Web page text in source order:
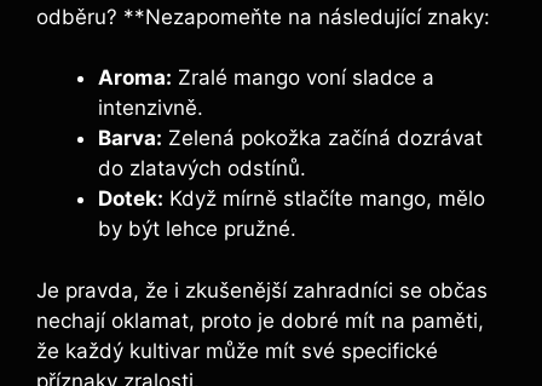
odběru? **Nezapomeňte na následující znaky:
Aroma: Zralé mango voní sladce a
intenzivně.
Barva: Zelená pokožka začíná dozrávat
do zlatavých odstínů.
Dotek: Když mírně stlačíte mango, mělo
by být lehce pružné.
Je pravda, že i zkušenější zahradníci se občas
nechají oklamat, proto je dobré mít na paměti,
že každý kultivar může mít své specifické
příznaky zralosti.